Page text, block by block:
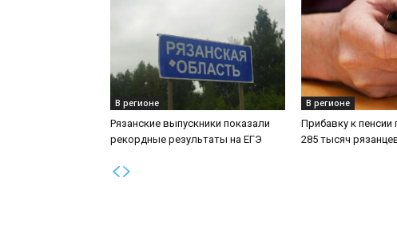
В регионе
Рязанские выпускники показали
рекордные результаты на ЕГЭ
В регионе
Прибавку к
285 тысяч